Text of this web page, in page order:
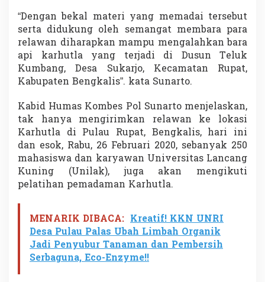
“Dengan bekal materi yang memadai tersebut
serta didukung oleh semangat membara para
relawan diharapkan mampu mengalahkan bara
api karhutla yang terjadi di Dusun Teluk
Kumbang, Desa Sukarjo, Kecamatan Rupat,
Kabupaten Bengkalis”. kata Sunarto.
Kabid Humas Kombes Pol Sunarto menjelaskan,
tak hanya mengirimkan relawan ke lokasi
Karhutla di Pulau Rupat, Bengkalis, hari ini
dan esok, Rabu, 26 Februari 2020, sebanyak 250
mahasiswa dan karyawan Universitas Lancang
Kuning (Unilak), juga akan mengikuti
pelatihan pemadaman Karhutla.
MENARIK DIBACA: Kreatif! KKN UNRI
Desa Pulau Palas Ubah Limbah Organik
Jadi Penyubur Tanaman dan Pembersih
Serbaguna, Eco-Enzyme!!